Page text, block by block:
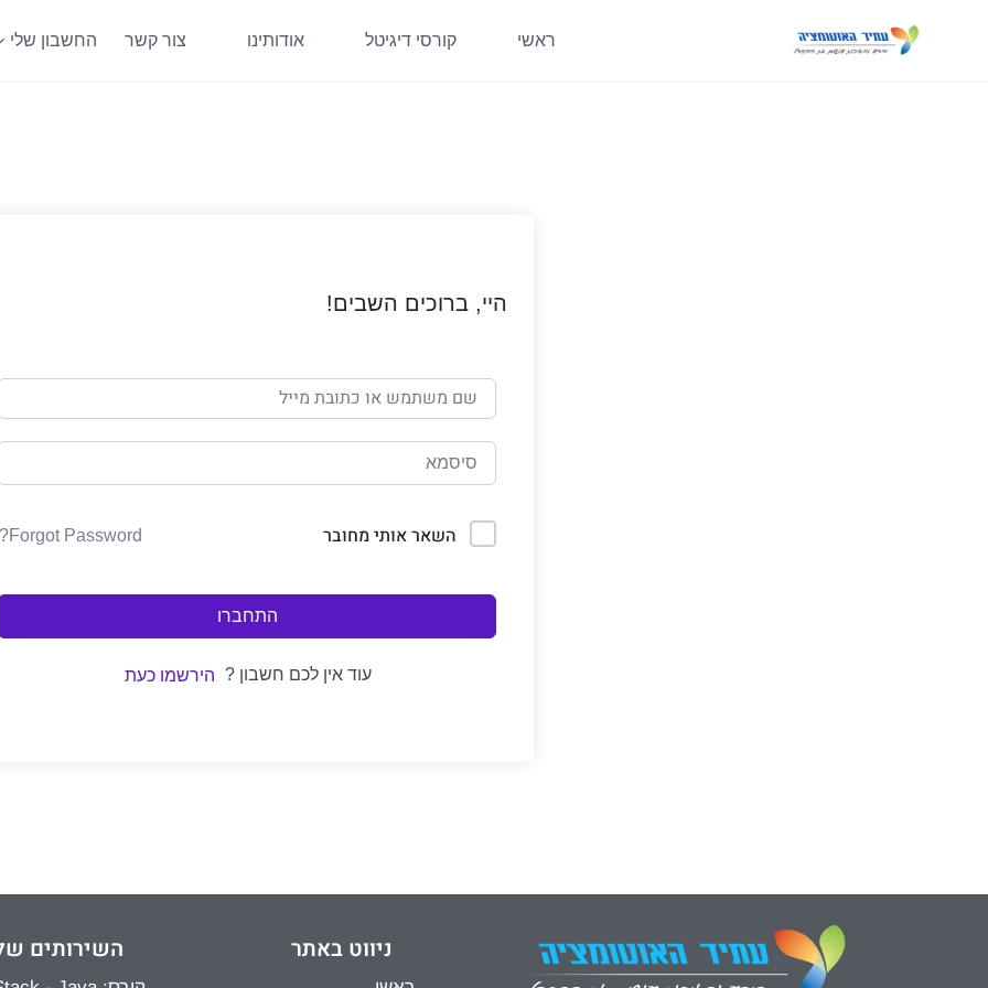
ראשי קורסי דיגיטל אודותינו צור קשר החשבון שלי
היי, ברוכים השבים!
השאר אותי מחובר Forgot Password?
התחברו
עוד אין לכם חשבון ? הירשמו כעת
ניווט באתר השירותים